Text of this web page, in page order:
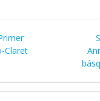
Claret